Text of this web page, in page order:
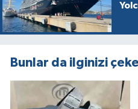
Bunlar da ilginizi